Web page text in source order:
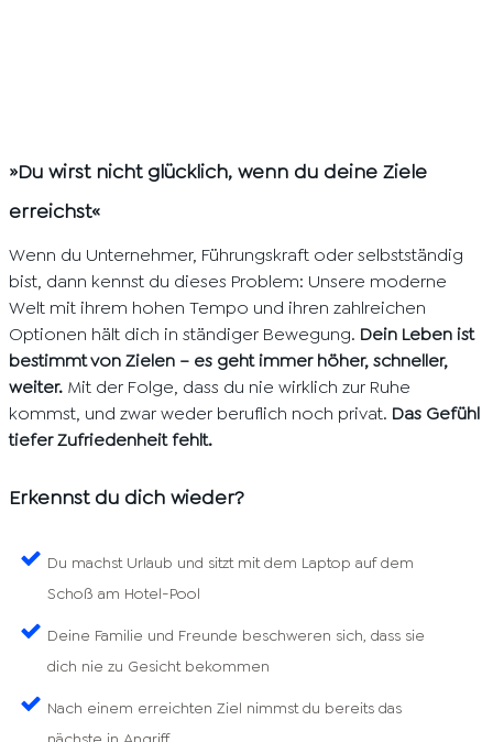
»Du wirst nicht glücklich, wenn du deine Ziele
erreichst«
Wenn du Unternehmer, Führungskraft oder selbstständig
bist, dann kennst du dieses Problem: Unsere moderne
Welt mit ihrem hohen Tempo und ihren zahlreichen
Optionen hält dich in ständiger Bewegung. Dein Leben ist
bestimmt von Zielen – es geht immer höher, schneller,
weiter. Mit der Folge, dass du nie wirklich zur Ruhe
kommst, und zwar weder beruflich noch privat. Das Gefühl
tiefer Zufriedenheit fehlt.
Erkennst du dich wieder?
Du machst Urlaub und sitzt mit dem Laptop auf dem
Schoß am Hotel-Pool
Deine Familie und Freunde beschweren sich, dass sie
dich nie zu Gesicht bekommen
Nach einem erreichten Ziel nimmst du bereits das